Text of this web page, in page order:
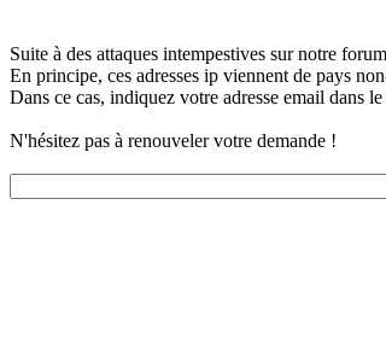
Suite à des attaques intempestives sur notre
En principe, ces adresses ip viennent de pays
Dans ce cas, indiquez votre adresse email dans
N'hésitez pas à renouveler votre demande !